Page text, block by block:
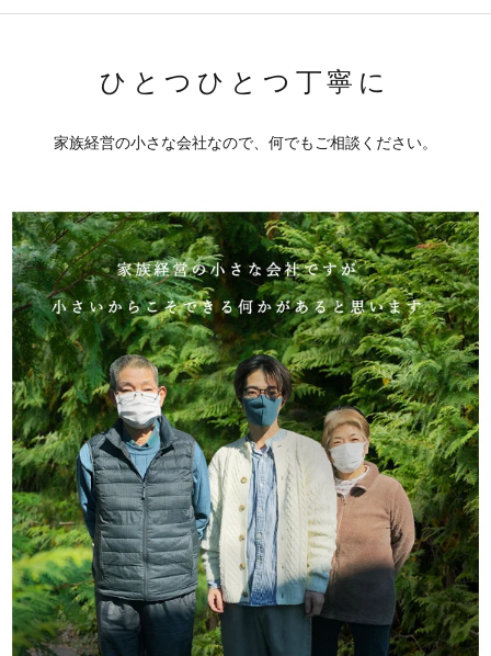
ひとつひとつ丁寧に
家族経営の小さな会社なので、何でもご相談ください。